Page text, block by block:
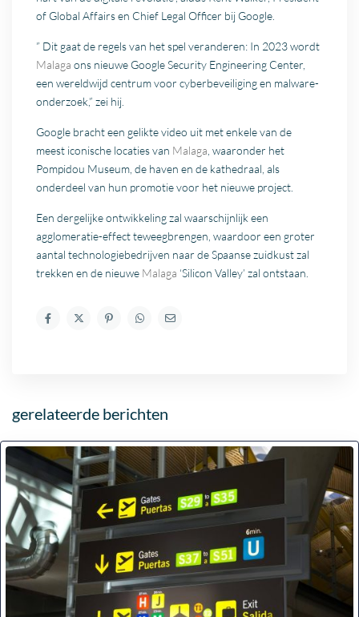
of Global Affairs en Chief Legal Officer bij Google.
” Dit gaat de regels van het spel veranderen: In 2023 wordt
Malaga ons nieuwe Google Security Engineering Center,
een wereldwijd centrum voor cyberbeveiliging en malware-
onderzoek,” zei hij.
Google bracht een gelikte video uit met enkele van de
meest iconische locaties van Malaga , waaronder het
Pompidou Museum, de haven en de kathedraal, als
onderdeel van hun promotie voor het nieuwe project.
Een dergelijke ontwikkeling zal waarschijnlijk een
agglomeratie-effect teweegbrengen, waardoor een groter
aantal technologiebedrijven naar de Spaanse zuidkust zal
trekken en de nieuwe Malaga ‘Silicon Valley’ zal ontstaan.
gerelateerde berichten